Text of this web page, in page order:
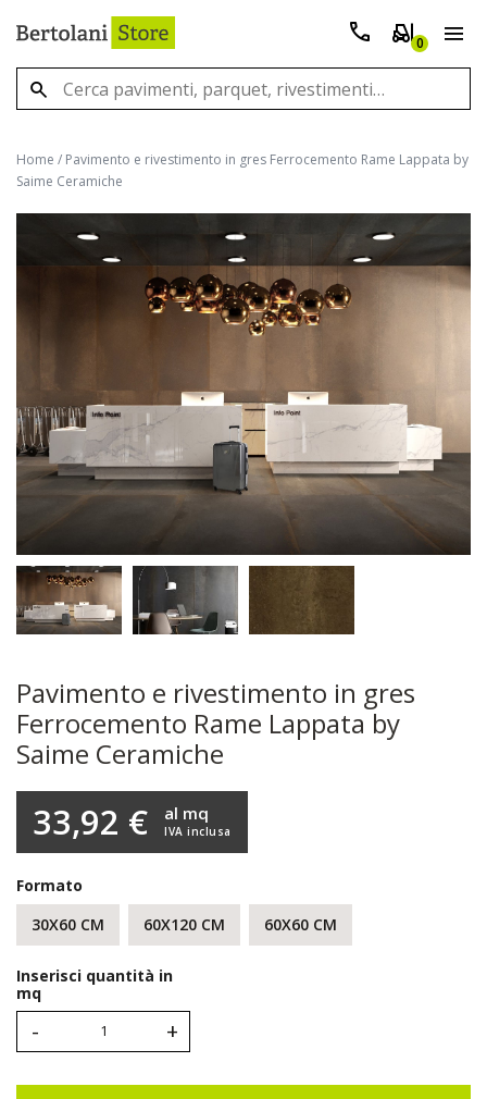
0
Home / Pavimento e rivestimento in gres Ferrocemento Rame Lappata by
Saime Ceramiche
Pavimento e rivestimento in gres
Ferrocemento Rame Lappata by
Saime Ceramiche
33,92 € IVA inclusa
al mq
Formato
30X60 CM
60X120 CM 60X60 CM
Inserisci quantità in
mq
- +